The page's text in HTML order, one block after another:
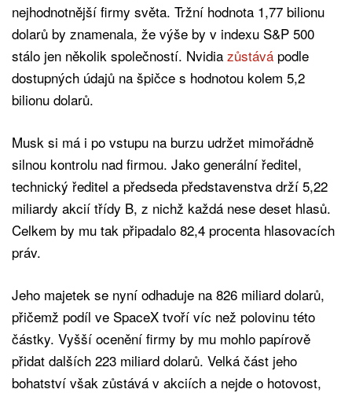
nejhodnotnější firmy světa. Tržní hodnota 1,77 bilionu
dolarů by znamenala, že výše by v indexu S&P 500
stálo jen několik společností. Nvidia zůstává podle
dostupných údajů na špičce s hodnotou kolem 5,2
bilionu dolarů.
Musk si má i po vstupu na burzu udržet mimořádně
silnou kontrolu nad firmou. Jako generální ředitel,
technický ředitel a předseda představenstva drží 5,22
miliardy akcií třídy B, z nichž každá nese deset hlasů.
Celkem by mu tak připadalo 82,4 procenta hlasovacích
práv.
Jeho majetek se nyní odhaduje na 826 miliard dolarů,
přičemž podíl ve SpaceX tvoří víc než polovinu této
částky. Vyšší ocenění firmy by mu mohlo papírově
přidat dalších 223 miliard dolarů. Velká část jeho
bohatství však zůstává v akciích a nejde o hotovost,